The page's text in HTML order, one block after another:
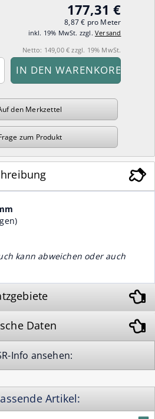
177,31 €
8,87 € pro Meter
inkl. 19% MwSt. zzgl. Versand
Netto: 149,00 € zzgl. 19% MwSt.
den Merkzettel
zum Produkt
kann abweichen oder auch
Daten
Info
Artikel: